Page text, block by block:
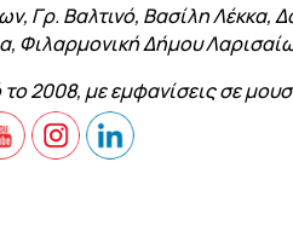
Γρ. Βαλτινό, Βασίλη
Φιλαρμονική Δήμου
2008, με εμφανίσεις σε